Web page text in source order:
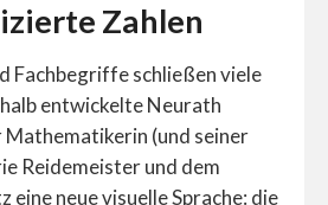
Zahlen
Fachbegriffe schließen viele
entwickelte Neurath
Mathematikerin (und seiner
Reidemeister und dem
eine neue visuelle Sprache: die